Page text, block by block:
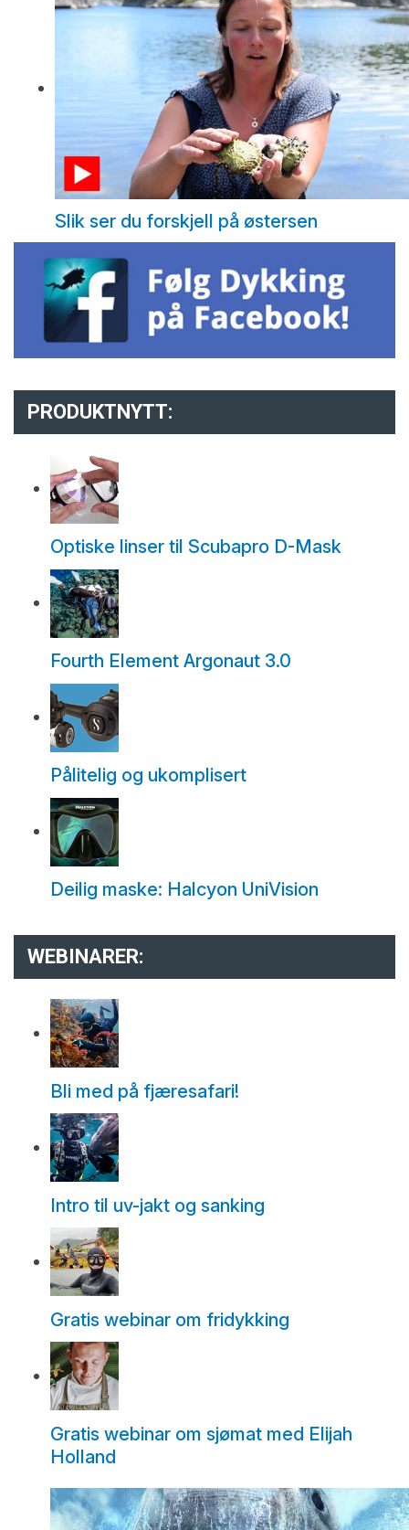
Slik ser du forskjell på østersen
PRODUKTNYTT:
Optiske linser til Scubapro D-Mask
Fourth Element Argonaut 3.0
Pålitelig og ukomplisert
Deilig maske: Halcyon UniVision
WEBINARER:
Bli med på fjæresafari!
Intro til uv-jakt og sanking
Gratis webinar om fridykking
Gratis webinar om sjømat med Elijah
Holland